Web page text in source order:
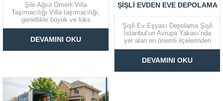
Şile Ağva Ömerli Villa
Taşımacılığı Villa taşımacılığı,
genellikle büyük ve lüks
eşyaların güvenli bir şekilde
işlemdir. Şile, Ağva ve Ömerli
gibi bölgelerde villa taşımacılığı
uzmanlaşmıştır....
DEVAMINI OKU
ŞIŞLI EVDEN EVE DEPOLAMA
Şişli Ev Eşyası Depolama Şişli
İstanbul’un Avrupa Yakası’nda
yer alan en önemli ilçelerinden
biridir. 300 bin dolaylarında
şehrin cazibe merkezleri
arasında yer almaktadır.
DEVAMINI OKU